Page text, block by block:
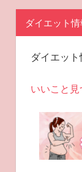
ダイエット情
ダイエッ
いいこと